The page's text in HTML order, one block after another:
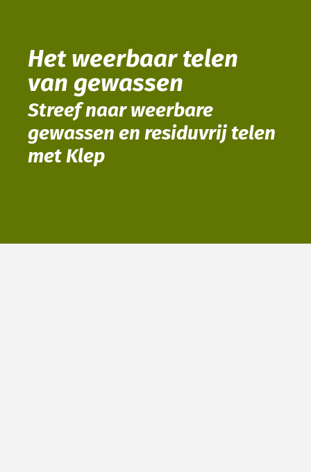
Het weerbaar telen
van gewassen
Streef naar weerbare
gewassen en residuvrij telen
met Klep